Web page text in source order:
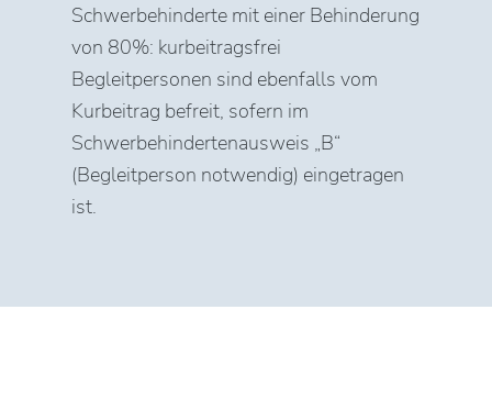
Schwerbehinderte mit einer Behinderung
von 80%: kurbeitragsfrei
Begleitpersonen sind ebenfalls vom
Kurbeitrag befreit, sofern im
Schwerbehindertenausweis „B“
(Begleitperson notwendig) eingetragen
ist.